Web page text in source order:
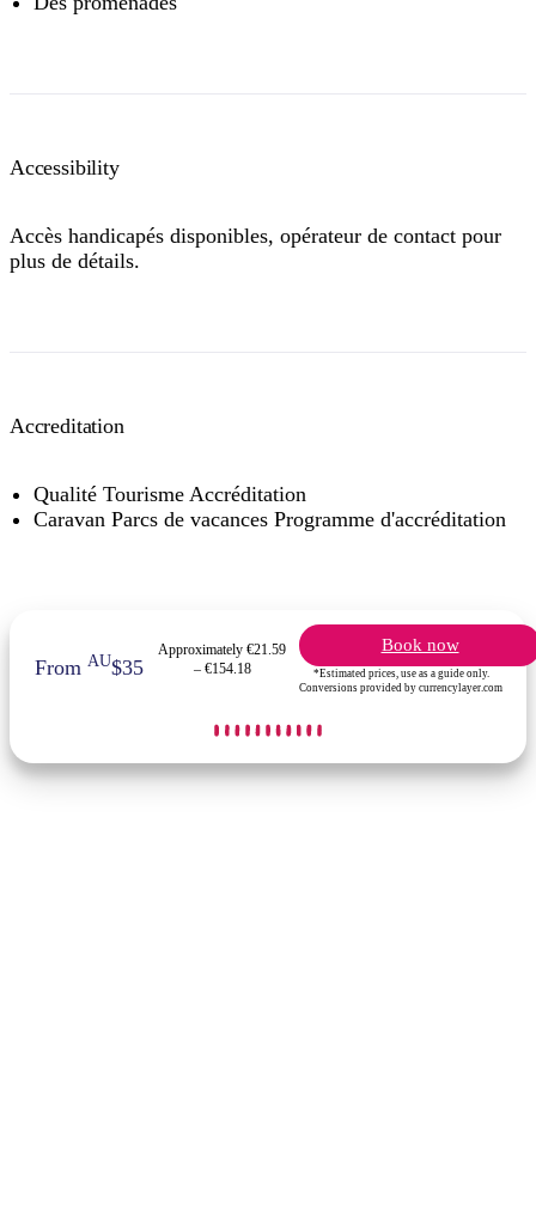
Accessibility
Accès handicapés disponibles, opérateur de contact pour
plus de détails.
Accreditation
Qualité Tourisme Accréditation
Caravan Parcs de vacances Programme d'accréditation
FromAU$35
Approximately €21.59
– €154.18
Book now
*Estimated prices, use as a guide only.
Conversions provided by currencylayer.com